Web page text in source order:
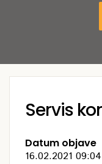
Servis
Datum objave
16.02.2021 09:04